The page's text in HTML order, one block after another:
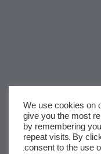
We use cookies on
give you the most
by remembering
repeat visits. By
consent to the use